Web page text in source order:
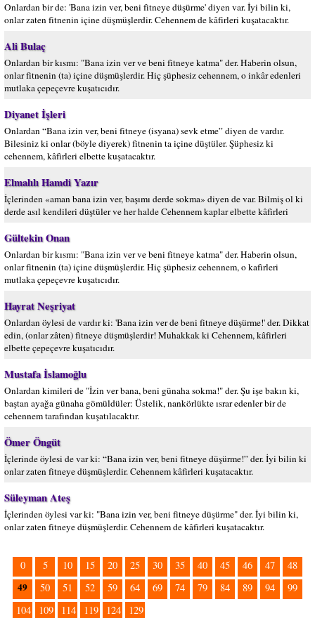
Onlardan bir de: 'Bana izin ver, beni fitneye düşürme' diyen var. İyi bilin ki,
onlar zaten fitnenin içine düşmüşlerdir. Cehennem de kâfirleri kuşatacaktır.
Ali Bulaç
Onlardan bir kısmı: "Bana izin ver ve beni fitneye katma" der. Haberin olsun,
onlar fitnenin (ta) içine düşmüşlerdir. Hiç şüphesiz cehennem, o inkâr edenleri
mutlaka çepeçevre kuşatıcıdır.
Diyanet İşleri
Onlardan “Bana izin ver, beni fitneye (isyana) sevk etme” diyen de vardır.
Bilesiniz ki onlar (böyle diyerek) fitnenin ta içine düştüler. Şüphesiz ki
cehennem, kâfirleri elbette kuşatacaktır.
Elmalılı Hamdi Yazır
İçlerinden «aman bana izin ver, başımı derde sokma» diyen de var. Bilmiş ol ki
derde asıl kendileri düştüler ve her halde Cehennem kaplar elbette kâfirleri
Gültekin Onan
Onlardan bir kısmı: "Bana izin ver ve beni fitneye katma" der. Haberin olsun,
onlar fitnenin (ta) içine düşmüşlerdir. Hiç şüphesiz cehennem, o kafirleri
mutlaka çepeçevre kuşatıcıdır.
Hayrat Neşriyat
Onlardan öylesi de vardır ki: 'Bana izin ver de beni fitneye düşürme!' der. Dikkat
edin, (onlar zâten) fitneye düşmüşlerdir! Muhakkak ki Cehennem, kâfirleri
elbette çepeçevre kuşatıcıdır.
Mustafa İslamoğlu
Onlardan kimileri de "İzin ver bana, beni günaha sokma!" der. Şu işe bakın ki,
baştan ayağa günaha gömüldüler: Üstelik, nankörlükte ısrar edenler bir de
cehennem tarafından kuşatılacaktır.
Ömer Öngüt
İçlerinde öylesi de var ki: “Bana izin ver, beni fitneye düşürme!” der. İyi bilin ki
onlar zaten fitneye düşmüşlerdir. Cehennem kâfirleri kuşatacaktır.
Süleyman Ateş
İçlerinden öylesi var ki: "Bana izin ver, beni fitneye düşürme" der. İyi bilin ki,
onlar zaten fitneye düşmüşlerdir. Cehennem de kâfirleri kuşatacaktır.
0 5 10 15 20 25 30 35 40 45 46 47 48
49 50 51 52 59 64 69 74 79 84 89 94
99
104
109 114 119 124 129